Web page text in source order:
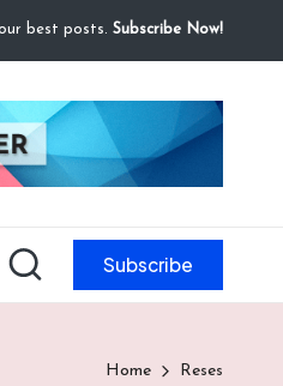
best posts. Subscribe Now!
Subscribe
Home Reses